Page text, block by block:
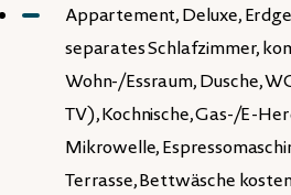
Appartement, Deluxe,
separates Schlafzimmer,
Wohn-/Essraum, Dusche,
TV), Kochnische, Gas-/E-
Mikrowelle,
Terrasse, Bettwäsche